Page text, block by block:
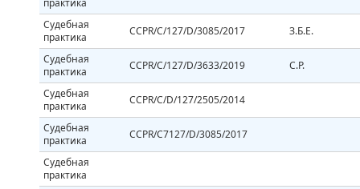
практика
Судебная
практика
CCPR/C/127/D/3085/2017 З.Б.Е.
Судебная
практика
CCPR/C/127/D/3633/2019 С.Р.
Судебная
практика
CCPR/C/D/127/2505/2014
Судебная
практика
CCPR/C7127/D/3085/2017
Судебная
практика